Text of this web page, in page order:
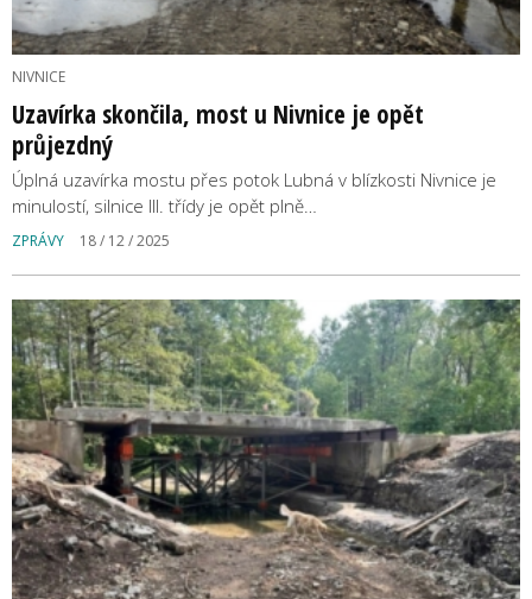
NIVNICE
Uzavírka skončila, most u Nivnice je opět
průjezdný
Úplná uzavírka mostu přes potok Lubná v blízkosti Nivnice je
minulostí, silnice III. třídy je opět plně…
ZPRÁVY 18 / 12 / 2025